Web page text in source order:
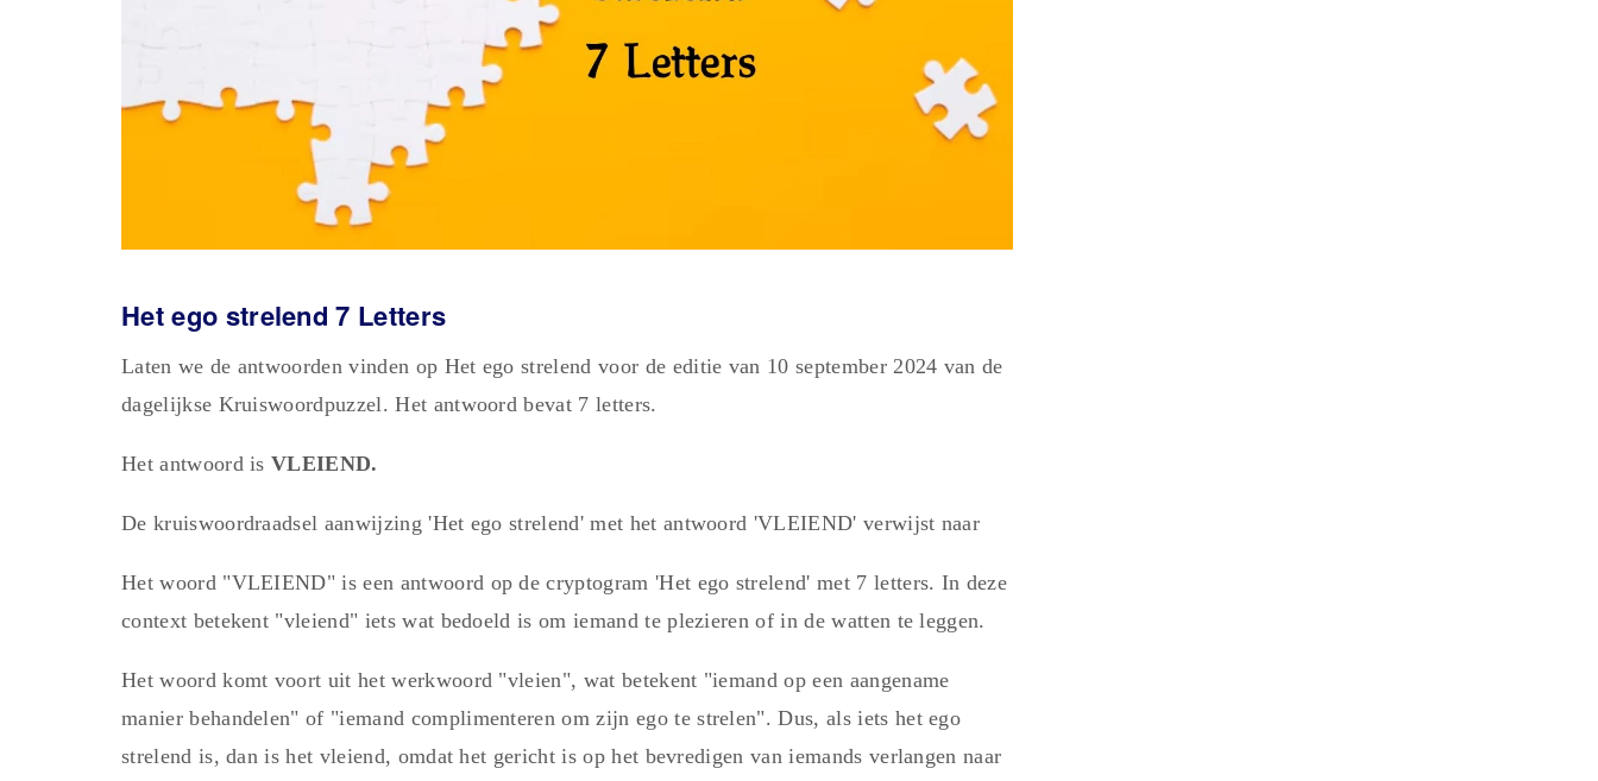
Het ego strelend 7 Letters
Laten we de antwoorden vinden op Het ego strelend voor de editie van 10 september 2024 van de
dagelijkse Kruiswoordpuzzel. Het antwoord bevat 7 letters.
Het antwoord isVLEIEND.
De kruiswoordraadsel aanwijzing 'Het ego strelend' met het antwoord 'VLEIEND' verwijst naar
Het woord "VLEIEND" is een antwoord op de cryptogram 'Het ego strelend' met 7 letters. In deze
context betekent "vleiend" iets wat bedoeld is om iemand te plezieren of in de watten te leggen.
Het woord komt voort uit het werkwoord "vleien", wat betekent "iemand op een aangename
manier behandelen" of "iemand complimenteren om zijn ego te strelen". Dus, als iets het ego
strelend is, dan is het vleiend, omdat het gericht is op het bevredigen van iemands verlangen naar